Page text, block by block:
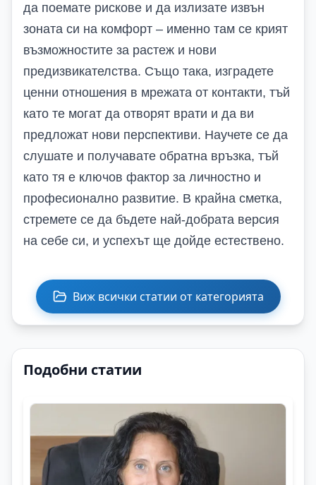
да поемате рискове и да излизате извън
зоната си на комфорт – именно там се крият
възможностите за растеж и нови
предизвикателства. Също така, изградете
ценни отношения в мрежата от контакти, тъй
като те могат да отворят врати и да ви
предложат нови перспективи. Научете се да
слушате и получавате обратна връзка, тъй
като тя е ключов фактор за личностно и
професионално развитие. В крайна сметка,
стремете се да бъдете най-добрата версия
на себе си, и успехът ще дойде естествено.
Виж всички статии от категорията
Подобни статии